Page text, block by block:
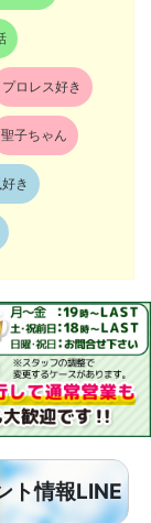
プロレス好き
聖子ちゃん
き
ト情報LINE